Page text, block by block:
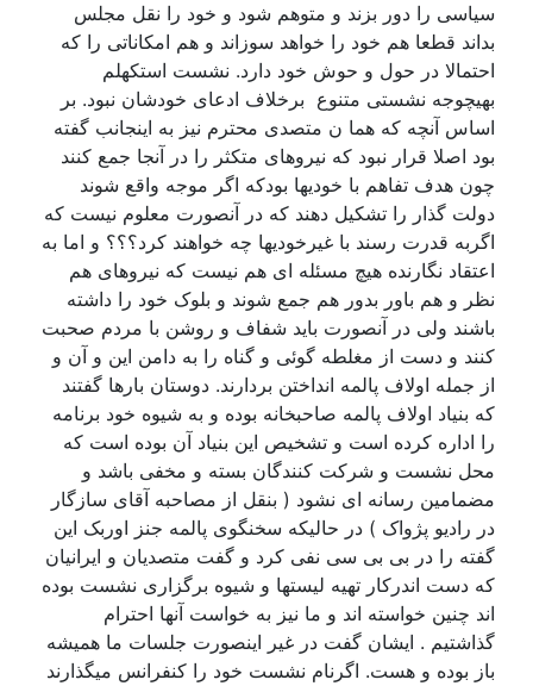
سیاسی را دور بزند و متوهم شود و خود را نقل مجلس
بداند قطعا هم خود را خواهد سوزاند و هم امکاناتی را که
احتمالا در حول و حوش خود دارد. نشست استکهلم
بهیچوجه نشستی متنوع برخلاف ادعای خودشان نبود. بر
اساس آنچه که هما ن متصدی محترم نیز به اینجانب گفته
بود اصلا قرار نبود که نیروهای متکثر را در آنجا جمع کنند
چون هدف تفاهم با خودیها بودکه اگر موجه واقع شوند
دولت گذار را تشکیل دهند که در آنصورت معلوم نیست که
اگربه قدرت رسند با غیرخودیها چه خواهند کرد؟؟؟ و اما به
اعتقاد نگارنده هیچ مسئله ای هم نیست که نیروهای هم
نظر و هم باور بدور هم جمع شوند و بلوک خود را داشته
باشند ولی در آنصورت باید شفاف و روشن با مردم صحبت
کنند و دست از مغلطه گوئی و گناه را به دامن این و آن و
از جمله اولاف پالمه انداختن بردارند. دوستان بارها گفتند
که بنیاد اولاف پالمه صاحبخانه بوده و به شیوه خود برنامه
را اداره کرده است و تشخیص این بنیاد آن بوده است که
محل نشست و شرکت کنندگان بسته و مخفی باشد و
مضمامین رسانه ای نشود ( بنقل از مصاحبه آقای سازگار
در رادیو پژواک ) در حالیکه سخنگوی پالمه جنز اوربک این
گفته را در بی بی سی نفی کرد و گفت متصدیان و ایرانیان
که دست اندرکار تهیه لیستها و شیوه برگزاری نشست بوده
اند چنین خواسته اند و ما نیز به خواست آنها احترام
گذاشتیم . ایشان گفت در غیر اینصورت جلسات ما همیشه
باز بوده و هست. اگرنام نشست خود را کنفرانس میگذارند